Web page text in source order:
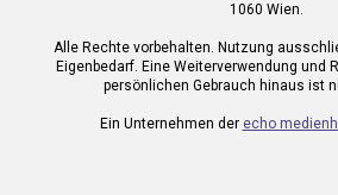
1060 Wien.
Alle Rechte vorbehalten. Nutzung
Eigenbedarf. Eine Weiterverwendung und
persönlichen Gebrauch hinaus ist
Ein Unternehmen der echo